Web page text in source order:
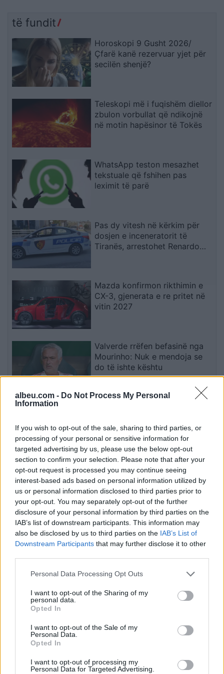
albeu.com - Do Not Process My Personal
Information
If you wish to opt-out of the sale, sharing to third parties, or
processing of your personal or sensitive information for
targeted advertising by us, please use the below opt-out
section to confirm your selection. Please note that after your
opt-out request is processed you may continue seeing
interest-based ads based on personal information utilized by
us or personal information disclosed to third parties prior to
your opt-out. You may separately opt-out of the further
disclosure of your personal information by third parties on the
IAB’s list of downstream participants. This information may
also be disclosed by us to third parties on the IAB’s List of
Downstream Participants that may further disclose it to other
Personal Data Processing Opt Outs
I want to opt-out of the Sharing of my
personal data.
Opted In
I want to opt-out of the Sale of my
Personal Data.
Opted In
I want to opt-out of processing my
Personal Data for Targeted Advertising.
të fundit
Horoskopi 9 Gusht 2026/
Çfarë kanë rezervuar yjet për
secilën shenjë?
Teleskopi më i fuqishëm diellor
zbulon vorbullat që ndikojnë
në motin hapësinor të Tokës
WhatsApp teston mesazhet
tekstuale që fshihen pas
leximit të parë
Pas dy vitesh në kërkim për
dosjen e inceneratorit të
Tiranës, arrestohet Renardo
Mazda konfirmon rikthimin e
CX-3, gjenerata e re pritet në
vitin 2027
Valverde rrëfen befasinë nga
Mourinho: Nuk e mendoja se
do të ishte kështu
dhe flakët u përhapën drejt
malit
Esim for Global
Esim for USA|Esim for Italy| Esim for Spain|Esim